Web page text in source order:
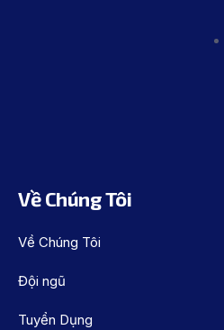
Về Chúng Tôi
Về Chúng Tôi
Đội ngũ
Tuyển Dụng